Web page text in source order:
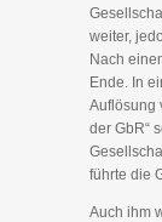
weiter,
Nach
Ende. In
Auflösung
der GbR“
führte die
Auch ihm